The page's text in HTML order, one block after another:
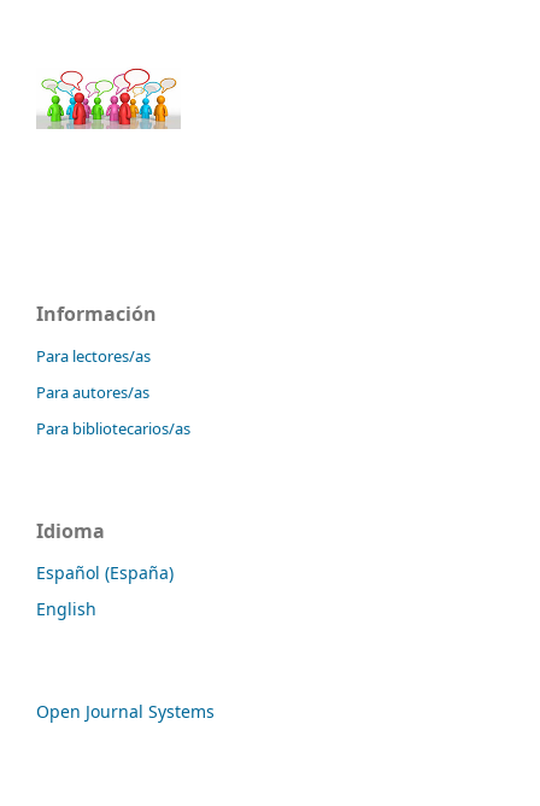
Información
Para lectores/as
Para autores/as
Para bibliotecarios/as
Idioma
Español (España)
English
Open Journal Systems